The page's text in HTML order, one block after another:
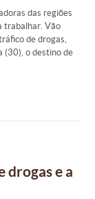
das regiões
trabalhar. Vão
de drogas,
(30), o destino de
e a